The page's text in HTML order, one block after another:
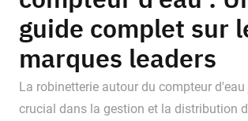
guide complet sur
marques leaders
La robinetterie autour du compteur
crucial dans la gestion et la distribution